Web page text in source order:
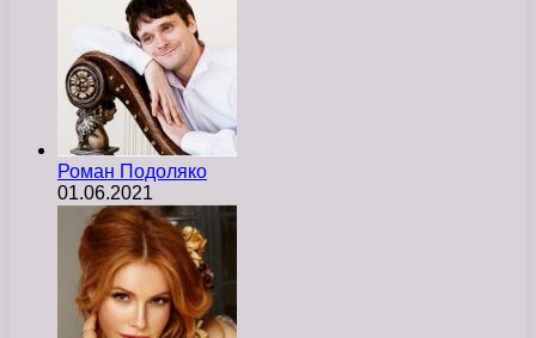
Роман Подоляко
01.06.2021